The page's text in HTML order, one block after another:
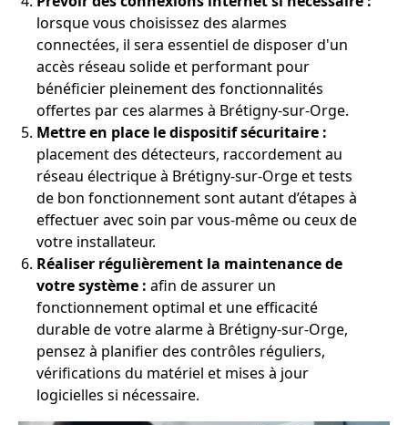
lorsque vous choisissez des alarmes
connectées, il sera essentiel de disposer d'un
accès réseau solide et performant pour
bénéficier pleinement des fonctionnalités
offertes par ces alarmes à Brétigny-sur-Orge.
Mettre en place le dispositif sécuritaire :
placement des détecteurs, raccordement au
réseau électrique à Brétigny-sur-Orge et tests
de bon fonctionnement sont autant d’étapes à
effectuer avec soin par vous-même ou ceux de
votre installateur.
Réaliser régulièrement la maintenance de
votre système : afin de assurer un
fonctionnement optimal et une efficacité
durable de votre alarme à Brétigny-sur-Orge,
pensez à planifier des contrôles réguliers,
vérifications du matériel et mises à jour
logicielles si nécessaire.